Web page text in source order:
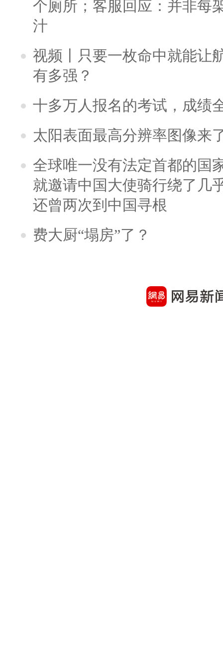
个厕所；客服回应：并非每
汁
视频丨只要一枚命中就能让
有多强？
十多万人报名的考试，成绩
太阳表面最高分辨率图像来
全球唯一没有法定首都的国
就邀请中国大使骑行绕了几
还曾两次到中国寻根
费大厨“塌房”了？